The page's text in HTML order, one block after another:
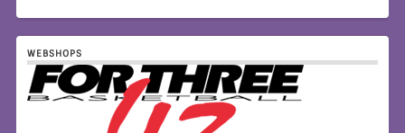
WEBSHOPS